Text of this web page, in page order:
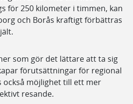
för 250 kilometer i timmen, kan
och Borås kraftigt förbättras
som gör det lättare att ta sig
förutsättningar för regional
också möjlighet till ett mer
resande.